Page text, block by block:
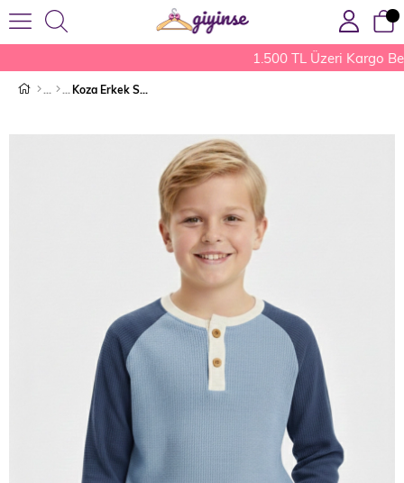
1.500 TL Üzeri Kargo
Koza Erkek Sweat Buz Mavisi